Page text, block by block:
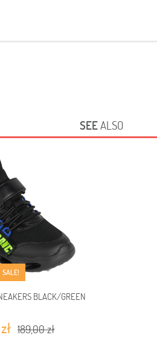
SEEALSO
SALE!
BLACK/GREEN
189,00 zł